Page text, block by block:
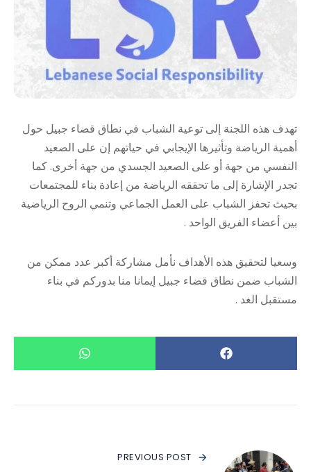
تهدف هذه اللجنة إلى توعية الشباب في نطاق قضاء جبيل حول
أهمية الرياضة وتأثيرها الإيجابي في حياتهم إن على الصعيد
النفسي من جهة أو على الصعيد الجسدي من جهة أخرى. كما
تجدر الإشارة إلى ما تحققه الرياضة من إعادة بناء للمجتمعات
بحيث تحفز الشباب على العمل الجماعي وتنمي الروح الرياضية
بين أعضاء الفريق الواحد .
وسعيا لتحقيق هذه الأهداف نأمل مشاركة أكبر عدد ممكن من
الشباب ضمن نطاق قضاء جبيل إيمانا منا بدوركم في بناء
مستقبل الغد .
PREVIOUS POST